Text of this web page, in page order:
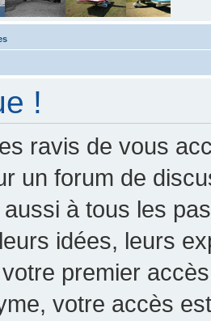
!
ravis de vous
un forum de
à tous les
idées, leurs
premier
votre accès